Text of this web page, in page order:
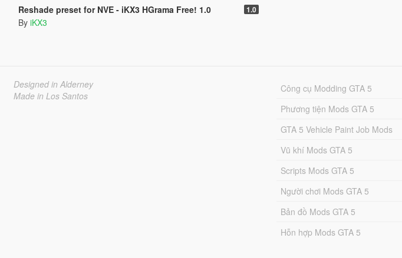
Reshade preset for NVE - iKX3 HGrama Free! 1.0 1.0
By iKX3
Designed in Alderney
Made in Los Santos
Công cụ Modding GTA 5
Phương tiện Mods GTA 5
GTA 5 Vehicle Paint Job Mods
Vũ khí Mods GTA 5
Scripts Mods GTA 5
Người chơi Mods GTA 5
Bản đồ Mods GTA 5
Hỗn hợp Mods GTA 5